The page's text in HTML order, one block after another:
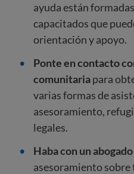
ayuda están
capacitados que
orientación y apoyo.
Ponte en contacto
comunitariapara
varias formas de
asesoramiento,
legales.
Haba con un
asesoramiento sobre